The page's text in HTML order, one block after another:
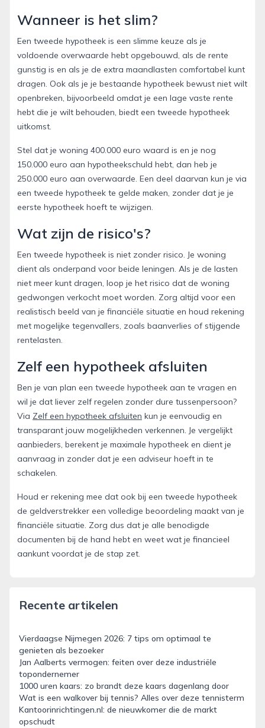
Wanneer is het slim?
Een tweede hypotheek is een slimme keuze als je
voldoende overwaarde hebt opgebouwd, als de rente
gunstig is en als je de extra maandlasten comfortabel kunt
dragen. Ook als je je bestaande hypotheek bewust niet wilt
openbreken, bijvoorbeeld omdat je een lage vaste rente
hebt die je wilt behouden, biedt een tweede hypotheek
uitkomst.
Stel dat je woning 400.000 euro waard is en je nog
150.000 euro aan hypotheekschuld hebt, dan heb je
250.000 euro aan overwaarde. Een deel daarvan kun je via
een tweede hypotheek te gelde maken, zonder dat je je
eerste hypotheek hoeft te wijzigen.
Wat zijn de risico's?
Een tweede hypotheek is niet zonder risico. Je woning
dient als onderpand voor beide leningen. Als je de lasten
niet meer kunt dragen, loop je het risico dat de woning
gedwongen verkocht moet worden. Zorg altijd voor een
realistisch beeld van je financiële situatie en houd rekening
met mogelijke tegenvallers, zoals baanverlies of stijgende
rentelasten.
Zelf een hypotheek afsluiten
Ben je van plan een tweede hypotheek aan te vragen en
wil je dat liever zelf regelen zonder dure tussenpersoon?
Via Zelf een hypotheek afsluiten kun je eenvoudig en
transparant jouw mogelijkheden verkennen. Je vergelijkt
aanbieders, berekent je maximale hypotheek en dient je
aanvraag in zonder dat je een adviseur hoeft in te
schakelen.
Houd er rekening mee dat ook bij een tweede hypotheek
de geldverstrekker een volledige beoordeling maakt van je
financiële situatie. Zorg dus dat je alle benodigde
documenten bij de hand hebt en weet wat je financieel
aankunt voordat je de stap zet.
Recente artikelen
Vierdaagse Nijmegen 2026: 7 tips om optimaal te
genieten als bezoeker
Jan Aalberts vermogen: feiten over deze industriële
topondernemer
1000 uren kaars: zo brandt deze kaars dagenlang door
Wat is een walkover bij tennis? Alles over deze tennisterm
Kantoorinrichtingen.nl: de nieuwkomer die de markt
opschudt